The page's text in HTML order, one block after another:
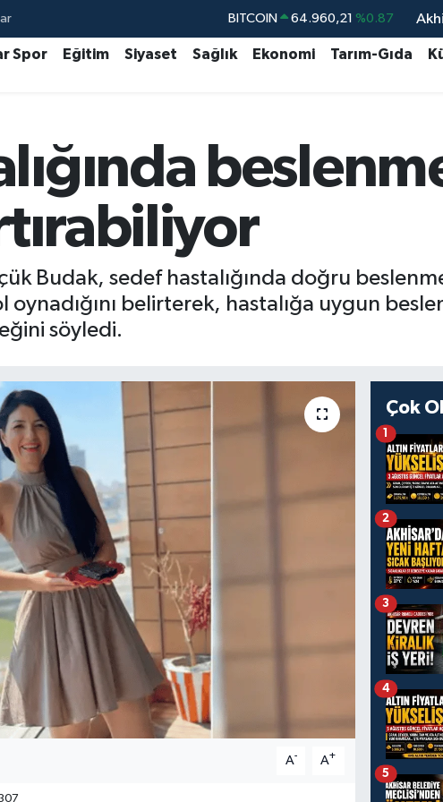
DOLAR 47,7436 %0.18
EURO 55,2510 %0.32
BİST100
BITCOIN 64.960,21
Spor Eğitim Siyaset Sağlık Ekonomi Tarım-Gıda
Budak, sedef hastalığında doğru
belirterek, hastalığa uygun
söyledi.
A- A+
Çok
1
2
3
4
5